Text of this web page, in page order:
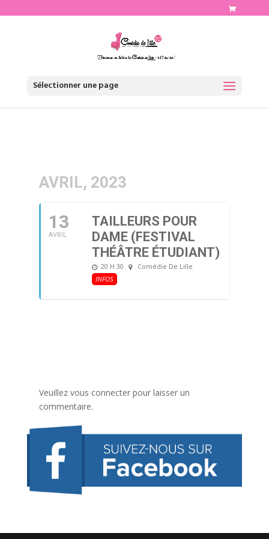
Sélectionner une page
AVRIL, 2023
13
AVRIL
TAILLEURS POUR
DAME (FESTIVAL
THÉÂTRE ÉTUDIANT)
20 H 30
Comédie De Lille
INFOS
Veuillez vous connecter pour laisser un
commentaire.